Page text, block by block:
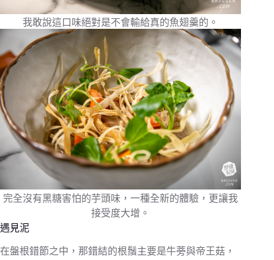
我敢說這口味絕對是不會輸給真的魚翅羹的。
完全沒有黑糖害怕的芋頭味，一種全新的體驗，更讓我
接受度大增。
遇見泥
在盤根錯節之中，那錯結的根鬚主要是牛蒡與帝王菇，